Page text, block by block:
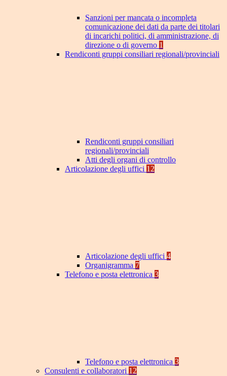
Sanzioni per mancata o incompleta
comunicazione dei dati da parte dei titolari
di incarichi politici, di amministrazione, di
direzione o di governo 1
Rendiconti gruppi consiliari regionali/provinciali
Rendiconti gruppi consiliari
regionali/provinciali
Atti degli organi di controllo
Articolazione degli uffici 12
Articolazione degli uffici 4
Organigramma 7
Telefono e posta elettronica 3
Telefono e posta elettronica 3
Consulenti e collaboratori 12